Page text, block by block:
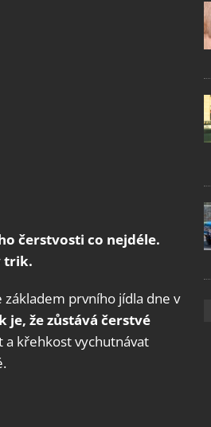
čerstvosti co nejdéle.
trik.
základem prvního jídla dne v
je, že zůstává čerstvé
a křehkost vychutnávat